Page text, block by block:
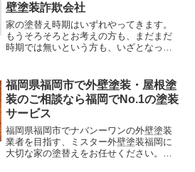
壁塗装詐欺会社
家の塗替え時期はいずれやってきます。
もうそろそろとお考えの方も、まだまだ
時期では無いという方も、いざとなって
の塗替えは中古物件を取得すれば購入し
た年齢によっては、一生に...
福岡県福岡市で外壁塗装・屋根塗
装のご相談なら福岡でNo.1の塗装
サービス
福岡県福岡市でナバンーワンの外壁塗装
業者を目指す、ミスター外壁塗装福岡に
大切な家の塗替えをお任せください。福